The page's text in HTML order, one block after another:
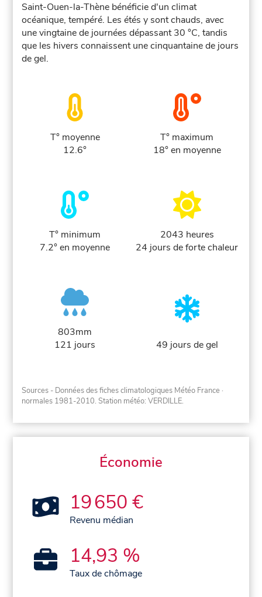
Saint-Ouen-la-Thène bénéficie d'un climat
océanique, tempéré. Les étés y sont chauds, avec
une vingtaine de journées dépassant 30 °C, tandis
que les hivers connaissent une cinquantaine de jours
de gel.
T° moyenne
12.6°
T° maximum
18° en moyenne
T° minimum
7.2° en moyenne
2043 heures
24 jours de forte chaleur
803mm
121 jours
49 jours de gel
Sources - Données des fiches climatologiques Météo France ·
normales 1981-2010. Station météo: VERDILLE.
Économie
19 650 €
Revenu médian
14,93 %
Taux de chômage